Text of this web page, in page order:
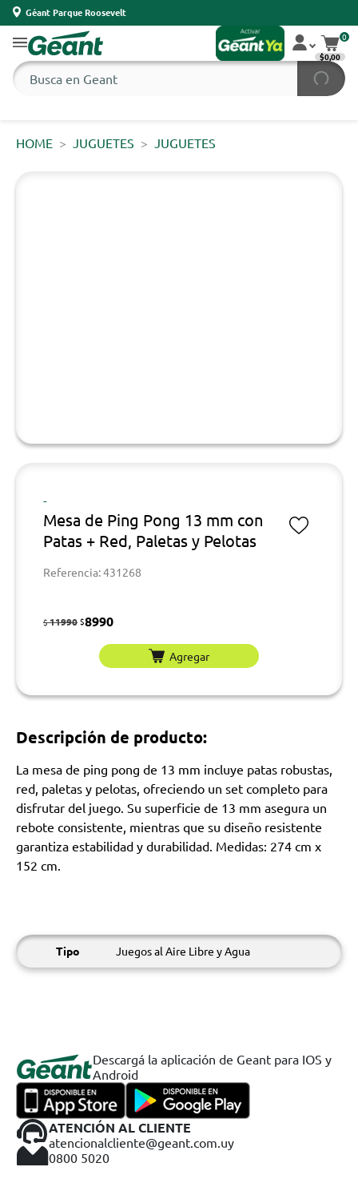
Géant Parque Roosevelt
0
$0,00
HOME JUGUETES JUGUETES
-
Mesa de Ping Pong 13 mm con
Patas + Red, Paletas y Pelotas
Referencia: 431268
$11990 $8990
Agregar
Descripción de producto:
La mesa de ping pong de 13 mm incluye patas robustas,
red, paletas y pelotas, ofreciendo un set completo para
disfrutar del juego. Su superficie de 13 mm asegura un
rebote consistente, mientras que su diseño resistente
garantiza estabilidad y durabilidad. Medidas: 274 cm x
152 cm.
Tipo Juegos al Aire Libre y Agua
Descargá la aplicación de Geant para IOS y
Android
ATENCIÓN AL CLIENTE
atencionalcliente@geant.com.uy
0800 5020